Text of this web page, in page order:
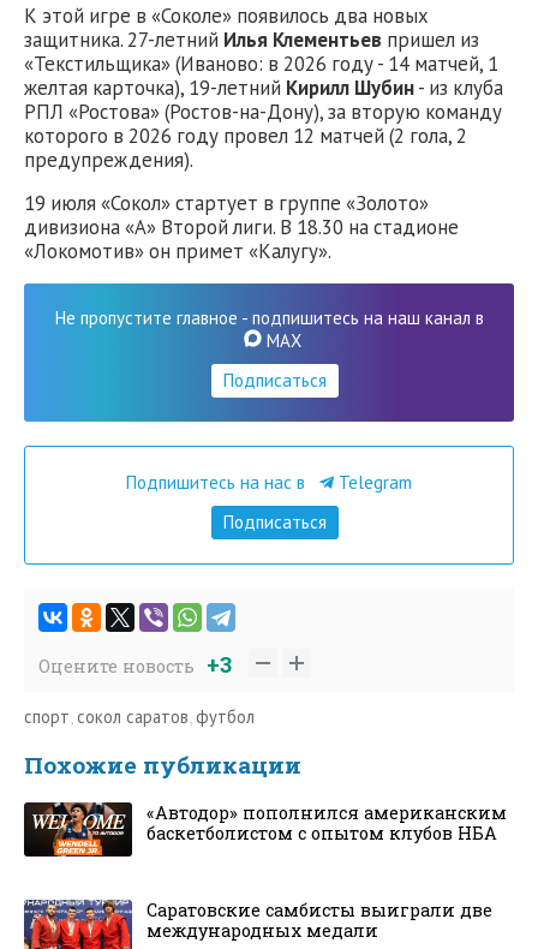
К этой игре в «Соколе» появилось два новых
защитника. 27-летний Илья Клементьев пришел из
«Текстильщика» (Иваново: в 2026 году - 14 матчей, 1
желтая карточка), 19-летний Кирилл Шубин- из клуба
РПЛ «Ростова» (Ростов-на-Дону), за вторую команду
которого в 2026 году провел 12 матчей (2 гола, 2
предупреждения).
19 июля «Сокол» стартует в группе «Золото»
дивизиона «А» Второй лиги. В 18.30 на стадионе
«Локомотив» он примет «Калугу».
Не пропустите главное - подпишитесь на наш канал в
MAX
Подписаться
Подпишитесь на нас в
Telegram
Подписаться
Оцените новость +3
спорт, сокол саратов,футбол
Похожие публикации
«Автодор» пополнился американским
баскетболистом с опытом клубов НБА
Саратовские самбисты выиграли две
международных медали